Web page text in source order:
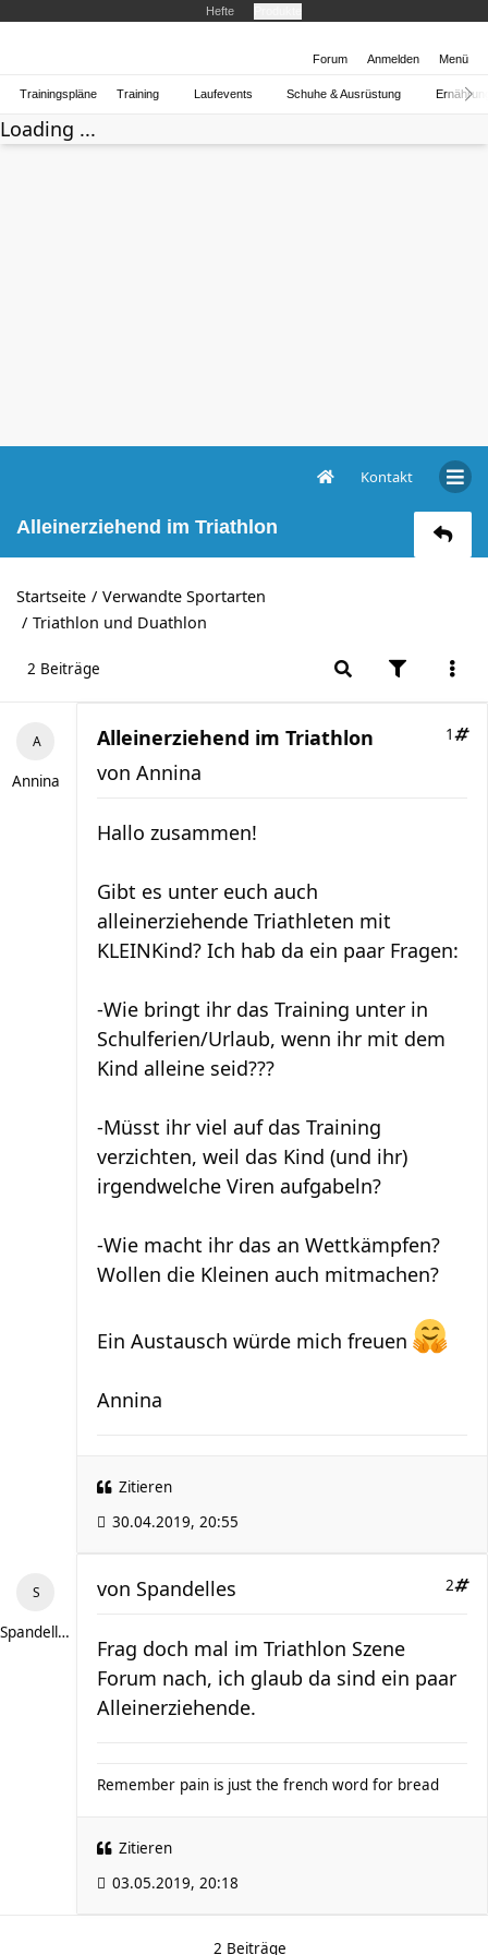
Hefte
Forum Anmelden Menü
Trainingspläne Training Laufevents Schuhe & Ausrüstung
Loading ...
Kontakt
Alleinerziehend im Triathlon
Startseite
Verwandte Sportarten
Triathlon und Duathlon
2 Beiträge
Annina
Alleinerziehend im Triathlon 1
von Annina
Hallo zusammen!
Gibt es unter euch auch
alleinerziehende Triathleten mit
KLEINKind? Ich hab da ein paar Fragen:
-Wie bringt ihr das Training unter in
Schulferien/Urlaub, wenn ihr mit dem
Kind alleine seid???
-Müsst ihr viel auf das Training
verzichten, weil das Kind (und ihr)
irgendwelche Viren aufgabeln?
-Wie macht ihr das an Wettkämpfen?
Wollen die Kleinen auch mitmachen?
Ein Austausch würde mich freuen
Annina
Zitieren
30.04.2019, 20:55
Spandelles
2
von Spandelles
Frag doch mal im Triathlon Szene
Forum nach, ich glaub da sind ein paar
Alleinerziehende.
Remember pain is just the french word for bread
Zitieren
03.05.2019, 20:18
2 Beiträge